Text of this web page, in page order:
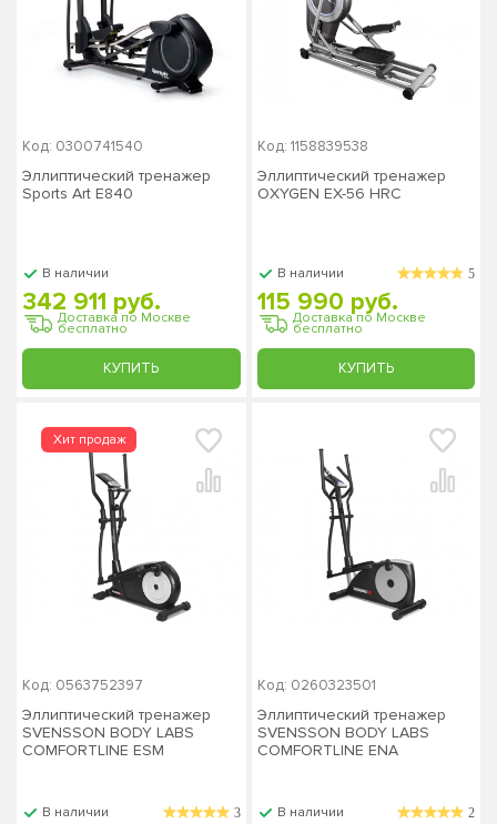
Код: 0300741540
Эллиптический тренажер
Sports Art Е840
В наличии
Доставка по Москве
бесплатно
342 911 руб.
КУПИТЬ
Код: 1158839538
Эллиптический тренажер
OXYGEN EX-56 HRC
В наличии 5
Доставка по Москве
бесплатно
115 990 руб.
КУПИТЬ
Код: 0563752397
Эллиптический тренажер
SVENSSON BODY LABS
COMFORTLINE ESM
В наличии 3
Код: 0260323501
Эллиптический тренажер
SVENSSON BODY LABS
COMFORTLINE ENA
В наличии 2